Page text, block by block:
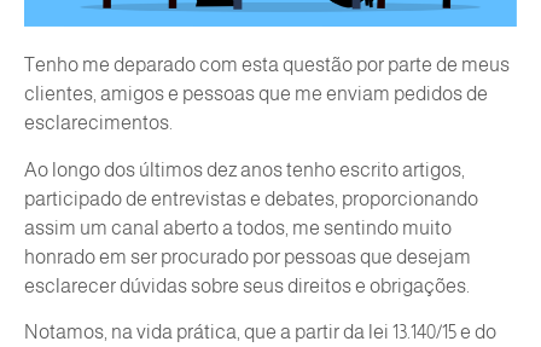
Tenho me deparado com esta questão por parte de meus
clientes, amigos e pessoas que me enviam pedidos de
esclarecimentos.
Ao longo dos últimos dez anos tenho escrito artigos,
participado de entrevistas e debates, proporcionando
assim um canal aberto a todos, me sentindo muito
honrado em ser procurado por pessoas que desejam
esclarecer dúvidas sobre seus direitos e obrigações.
Notamos, na vida prática, que a partir da lei 13.140/15 e do